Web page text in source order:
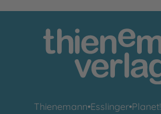
Thienemann•Esslinger•Planet!